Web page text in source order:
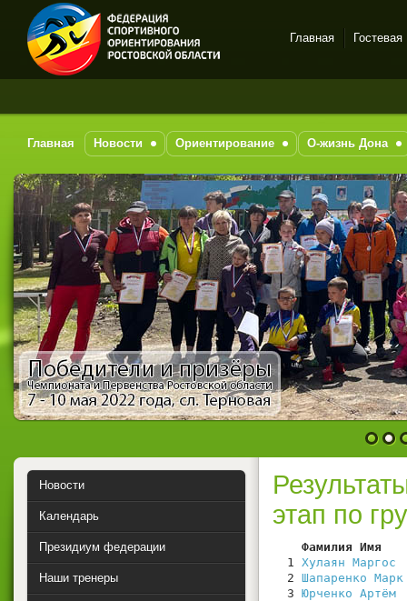
Спортивное
на-Дону
Главная Гостевая
Главная Новости Ориентирование О-жизнь Дона
1 2
этап по
Фамилия Имя
  1
Хулаян Маргос
  2
Шапаренко Марк
  3
Юрченко Артём
Новости
Календарь
Президиум федерации
Наши тренеры